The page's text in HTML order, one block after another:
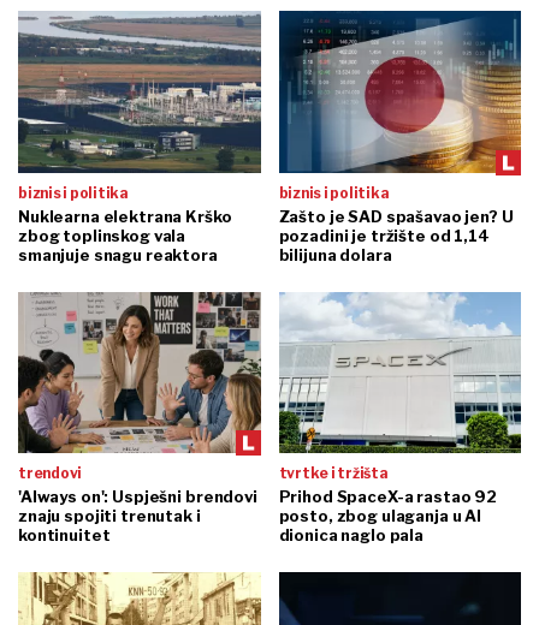
biznis i politika
Nuklearna elektrana Krško
zbog toplinskog vala
smanjuje snagu reaktora
biznis i politika
Zašto je SAD spašavao jen? U
pozadini je tržište od 1,14
bilijuna dolara
trendovi
'Always on': Uspješni brendovi
znaju spojiti trenutak i
kontinuitet
tvrtke i tržišta
Prihod SpaceX-a rastao 92
posto, zbog ulaganja u AI
dionica naglo pala